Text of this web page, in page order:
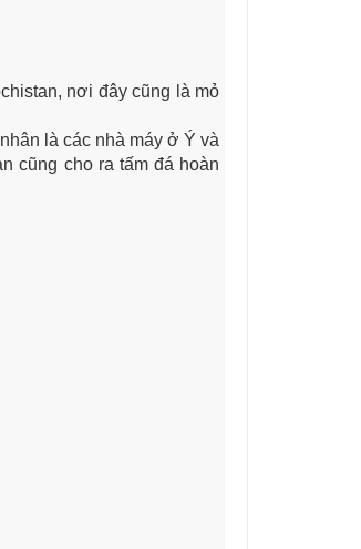
nơi đây cũng là mỏ
là các nhà máy ở Ý và
cũng cho ra tấm đá hoàn